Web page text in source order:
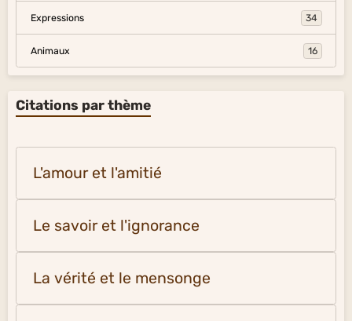
Expressions 34
Animaux 16
Citations par thème
L'amour et l'amitié
Le savoir et l'ignorance
La vérité et le mensonge